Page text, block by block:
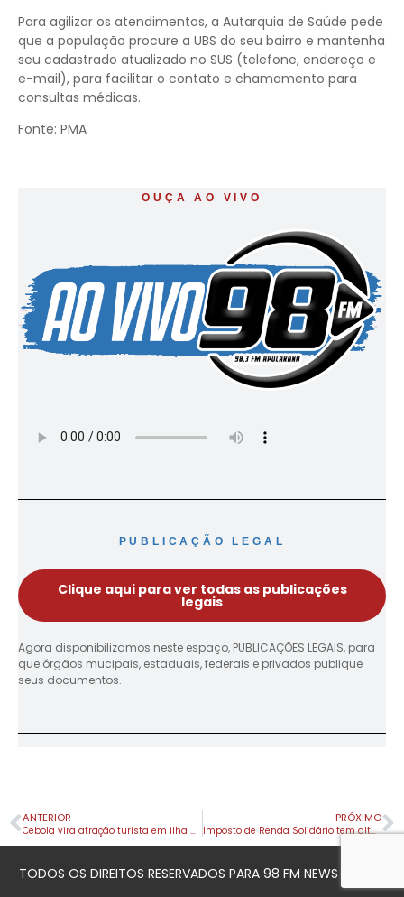
Para agilizar os atendimentos, a Autarquia de Saúde pede
que a população procure a UBS do seu bairro e mantenha
seu cadastrado atualizado no SUS (telefone, endereço e
e-mail), para facilitar o contato e chamamento para
consultas médicas.
Fonte: PMA
OUÇA AO VIVO
PUBLICAÇÃO LEGAL
Clique aqui para ver todas as publicações
legais
Agora disponibilizamos neste espaço, PUBLICAÇÕES LEGAIS, para
que órgãos mucipais, estaduais, federais e privados publique
seus documentos.
ANTERIOR
Cebola vira atração turista em ilha do Japão
PRÓXIMO
Imposto de Renda Solidário tem alta de 110% em Apucarana
TODOS OS DIREITOS RESERVADOS PARA 98 FM NEWS © 2023